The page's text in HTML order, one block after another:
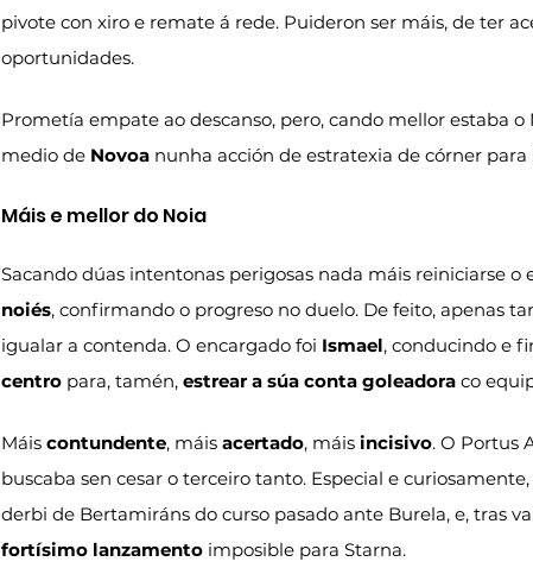
pivote con xiro e remate á rede. Puideron ser máis, de ter
oportunidades.
Prometía empate ao descanso, pero, cando mellor estaba o
medio de Novoa nunha acción de estratexia de córner
Máis e mellor do Noia
Sacando dúas intentonas perigosas nada máis reiniciarse
noiés, confirmando o progreso no duelo. De feito, apenas
igualar a contenda. O encargado foi Ismael, conducindo e
centro para, tamén, estrear a súa conta goleadora co
Máis contundente, máis acertado, máis incisivo. O Portus
buscaba sen cesar o terceiro tanto. Especial e
derbi de Bertamiráns do curso pasado ante Burela, e, tras
fortísimo lanzamento imposible para Starna.